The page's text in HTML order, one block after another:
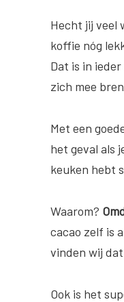
Hecht jij veel
koffie nóg
Dat is in
zich mee
Met een
het geval als
keuken hebt
Waarom?
cacao zelf is
vinden wij
Ook is het